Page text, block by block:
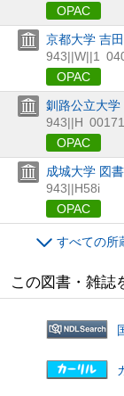
OPAC
京都大学 吉
943||W||1
OPAC
釧路公立大
943||H
OPAC
成城大学 図
943||H58i
OPAC
すべての所
この図書・雑誌